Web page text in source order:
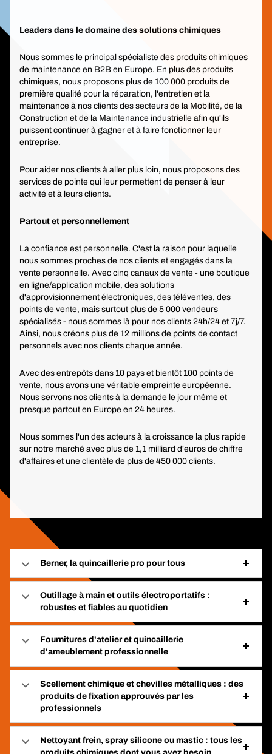
Leaders dans le domaine des solutions chimiques
Nous sommes le principal spécialiste des produits chimiques
de maintenance en B2B en Europe. En plus des produits
chimiques, nous proposons plus de 100 000 produits de
première qualité pour la réparation, l'entretien et la
maintenance à nos clients des secteurs de la Mobilité, de la
Construction et de la Maintenance industrielle afin qu'ils
puissent continuer à gagner et à faire fonctionner leur
entreprise.
Pour aider nos clients à aller plus loin, nous proposons des
services de pointe qui leur permettent de penser à leur
activité et à leurs clients.
Partout et personnellement
La confiance est personnelle. C'est la raison pour laquelle
nous sommes proches de nos clients et engagés dans la
vente personnelle. Avec cinq canaux de vente - une boutique
en ligne/application mobile, des solutions
d'approvisionnement électroniques, des téléventes, des
points de vente, mais surtout plus de 5 000 vendeurs
spécialisés - nous sommes là pour nos clients 24h/24 et 7j/7.
Ainsi, nous créons plus de 12 millions de points de contact
personnels avec nos clients chaque année.
Avec des entrepôts dans 10 pays et bientôt 100 points de
vente, nous avons une véritable empreinte européenne.
Nous servons nos clients à la demande le jour même et
presque partout en Europe en 24 heures.
Nous sommes l'un des acteurs à la croissance la plus rapide
sur notre marché avec plus de 1,1 milliard d'euros de chiffre
d'affaires et une clientèle de plus de 450 000 clients.
Berner, la quincaillerie pro pour tous
Outillage à main et outils électroportatifs :
robustes et fiables au quotidien
Fournitures d'atelier et quincaillerie
d'ameublement professionnelle
Scellement chimique et chevilles métalliques : des
produits de fixation approuvés par les
professionnels
Nettoyant frein, spray silicone ou mastic : tous les
produits chimiques dont vous avez besoin